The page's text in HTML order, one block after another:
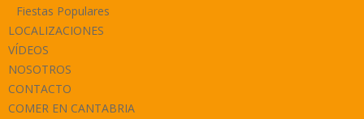
Fiestas Populares
LOCALIZACIONES
VÍDEOS
NOSOTROS
CONTACTO
COMER EN CANTABRIA